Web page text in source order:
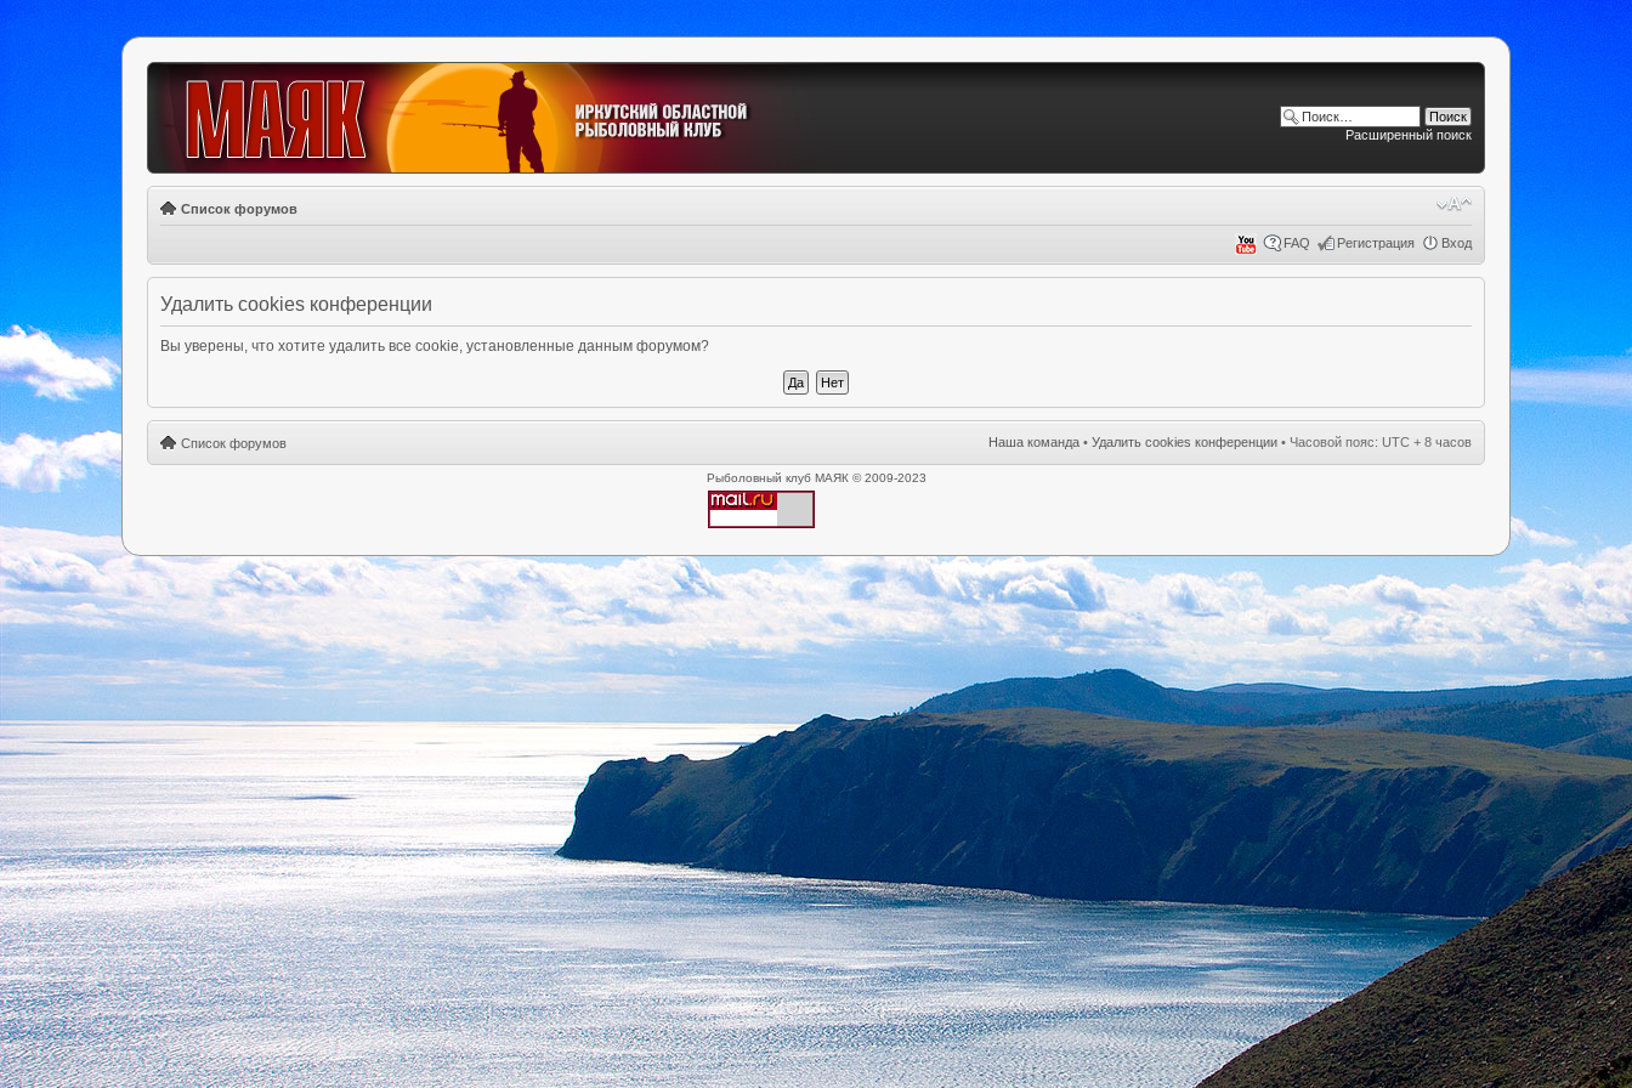
Расширенный поиск
Список форумов
FAQ Регистрация Вход
Удалить cookies конференции
Вы уверены, что хотите удалить все cookie, установленные данным форумом?
Список форумов Наша команда • Удалить cookies конференции • Часовой пояс: UTC + 8 часов
Рыболовный клуб МАЯК © 2009-2023